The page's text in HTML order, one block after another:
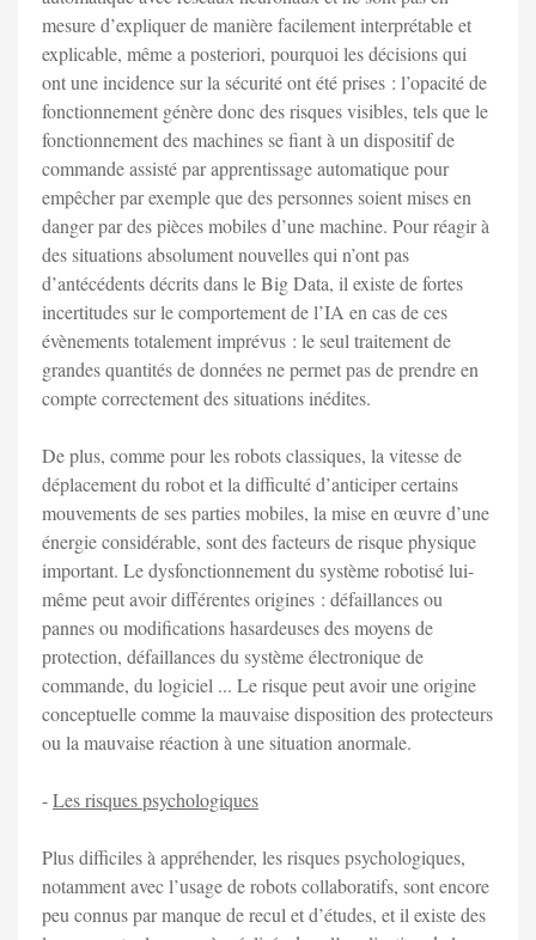
mesure d’expliquer de manière facilement interprétable et
explicable, même a posteriori, pourquoi les décisions qui
ont une incidence sur la sécurité ont été prises : l’opacité de
fonctionnement génère donc des risques visibles, tels que le
fonctionnement des machines se fiant à un dispositif de
commande assisté par apprentissage automatique pour
empêcher par exemple que des personnes soient mises en
danger par des pièces mobiles d’une machine. Pour réagir à
des situations absolument nouvelles qui n’ont pas
d’antécédents décrits dans le Big Data, il existe de fortes
incertitudes sur le comportement de l’IA en cas de ces
évènements totalement imprévus : le seul traitement de
grandes quantités de données ne permet pas de prendre en
compte correctement des situations inédites.
De plus, comme pour les robots classiques, la vitesse de
déplacement du robot et la difficulté d’anticiper certains
mouvements de ses parties mobiles, la mise en œuvre d’une
énergie considérable, sont des facteurs de risque physique
important. Le dysfonctionnement du système robotisé lui-
même peut avoir différentes origines : défaillances ou
pannes ou modifications hasardeuses des moyens de
protection, défaillances du système électronique de
commande, du logiciel ... Le risque peut avoir une origine
conceptuelle comme la mauvaise disposition des protecteurs
ou la mauvaise réaction à une situation anormale.
-Les risques psychologiques
Plus difficiles à appréhender, les risques psychologiques,
notamment avec l’usage de robots collaboratifs, sont encore
peu connus par manque de recul et d’études, et il existe des